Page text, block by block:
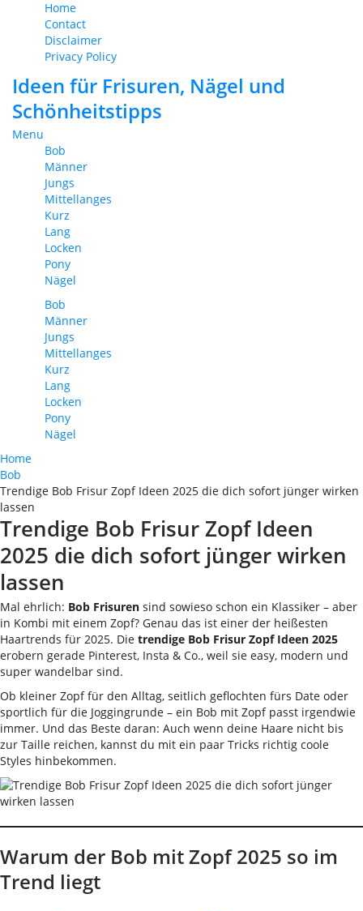
Home
Contact
Disclaimer
Privacy Policy
Ideen für Frisuren, Nägel und
Schönheitstipps
Menu
Bob
Männer
Jungs
Mittellanges
Kurz
Lang
Locken
Pony
Nägel
Bob
Männer
Jungs
Mittellanges
Kurz
Lang
Locken
Pony
Nägel
Home
Bob
Trendige Bob Frisur Zopf Ideen 2025 die dich sofort jünger wirken
lassen
Trendige Bob Frisur Zopf Ideen
2025 die dich sofort jünger wirken
lassen
Mal ehrlich: Bob Frisuren sind sowieso schon ein Klassiker – aber
in Kombi mit einem Zopf? Genau das ist einer der heißesten
Haartrends für 2025. Die trendige Bob Frisur Zopf Ideen 2025
erobern gerade Pinterest, Insta & Co., weil sie easy, modern und
super wandelbar sind.
Ob kleiner Zopf für den Alltag, seitlich geflochten fürs Date oder
sportlich für die Joggingrunde – ein Bob mit Zopf passt irgendwie
immer. Und das Beste daran: Auch wenn deine Haare nicht bis
zur Taille reichen, kannst du mit ein paar Tricks richtig coole
Styles hinbekommen.
Warum der Bob mit Zopf 2025 so im
Trend liegt